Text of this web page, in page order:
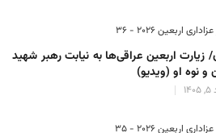
اربعین ۲۰۲۶ - 36
زیارت اربعین عراقی‌ها به نیابت رهبر شهید
و نوه او (ویدیو)
اربعین ۲۰۲۶ - 35